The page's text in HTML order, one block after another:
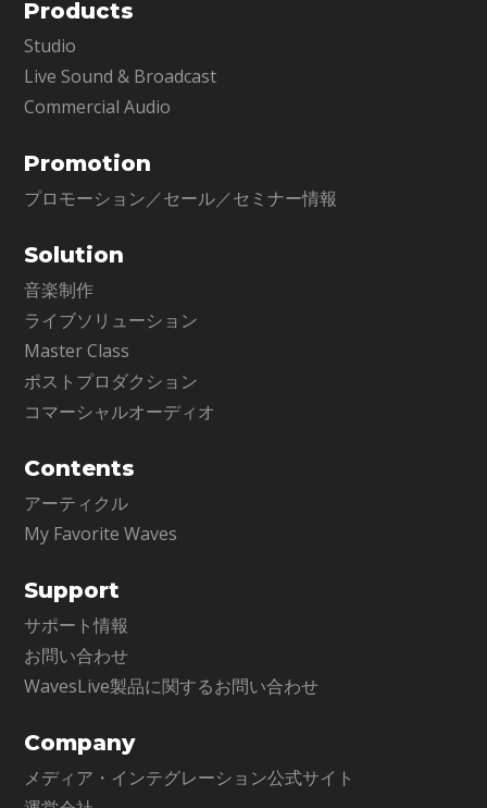
Products
Studio
Live Sound & Broadcast
Commercial Audio
Promotion
プロモーション／セール／セミナー情報
Solution
音楽制作
ライブソリューション
Master Class
ポストプロダクション
コマーシャルオーディオ
Contents
アーティクル
My Favorite Waves
Support
サポート情報
お問い合わせ
WavesLive製品に関するお問い合わせ
Company
メディア・インテグレーション公式サイト